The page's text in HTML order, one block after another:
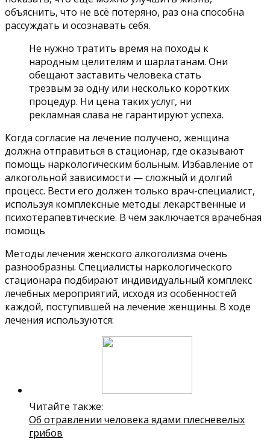
объяснить, что не всё потеряно, раз она способна
рассуждать и осознавать себя.
Не нужно тратить время на походы к
народным целителям и шарлатанам. Они
обещают заставить человека стать
трезвым за одну или несколько коротких
процедур. Ни цена таких услуг, ни
рекламная слава не гарантируют успеха.
Когда согласие на лечение получено, женщина
должна отправиться в стационар, где оказывают
помощь наркологическим больным. Избавление от
алкогольной зависимости — сложный и долгий
процесс. Вести его должен только врач-специалист,
используя комплексные методы: лекарственные и
психотерапевтические. В чём заключается врачебная
помощь
Методы лечения женского алкоголизма очень
разнообразны. Специалисты наркологического
стационара подбирают индивидуальный комплекс
лечебных мероприятий, исходя из особенностей
каждой, поступившей на лечение женщины. В ходе
лечения используются:
Читайте также:
Об отравлении человека ядами плесневелых
грибов